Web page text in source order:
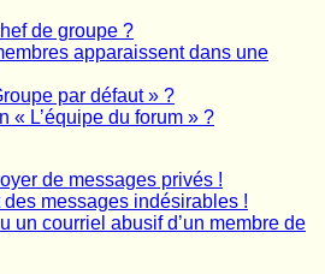
de groupe ?
apparaissent dans une
par défaut » ?
« L’équipe du forum » ?
de messages privés !
messages indésirables !
un courriel abusif d’un membre de